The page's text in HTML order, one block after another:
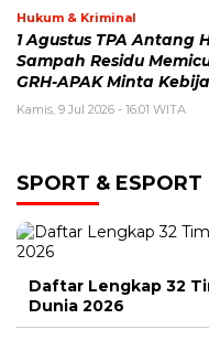
Hukum & Kriminal
1 Agustus TPA Antang
Sampah Residu
GRH-APAK Minta
Kamis, 9 Jul 2026 - 16:01 WITA
SPORT & ESPORT
Daftar Lengkap 32
Dunia 2026